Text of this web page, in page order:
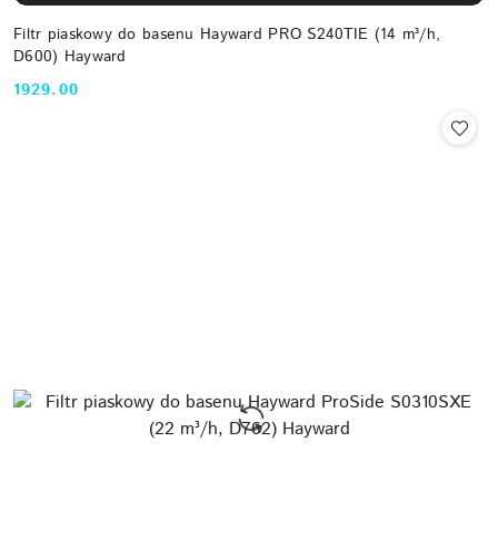
Filtr piaskowy do basenu Hayward PRO S240TIE (14 m³/h,
D600) Hayward
Cena:
1929.00